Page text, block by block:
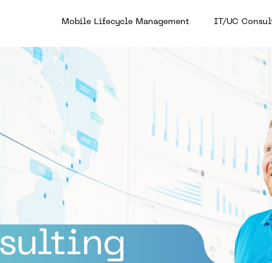
Mobile Lifecycle Management IT/UC
Mobile Lifecycle Management IT/UC